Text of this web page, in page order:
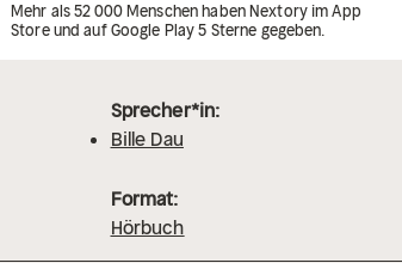
Mehr als 52 000 Menschen haben Nextory im App
Store und auf Google Play 5 Sterne gegeben.
Sprecher*in:
Bille Dau
Format:
Hörbuch